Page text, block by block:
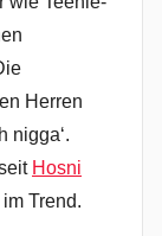
Herren
nigga‘.
Hosni
Trend.